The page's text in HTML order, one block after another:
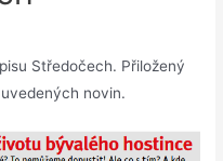
Středočech. Přiložený
novin.